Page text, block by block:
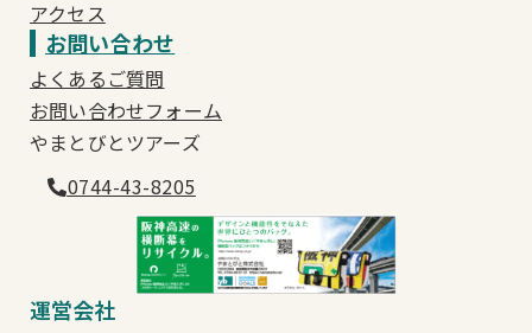
アクセス
お問い合わせ
よくあるご質問
お問い合わせフォーム
やまとびとツアーズ
0744-43-8205
運営会社